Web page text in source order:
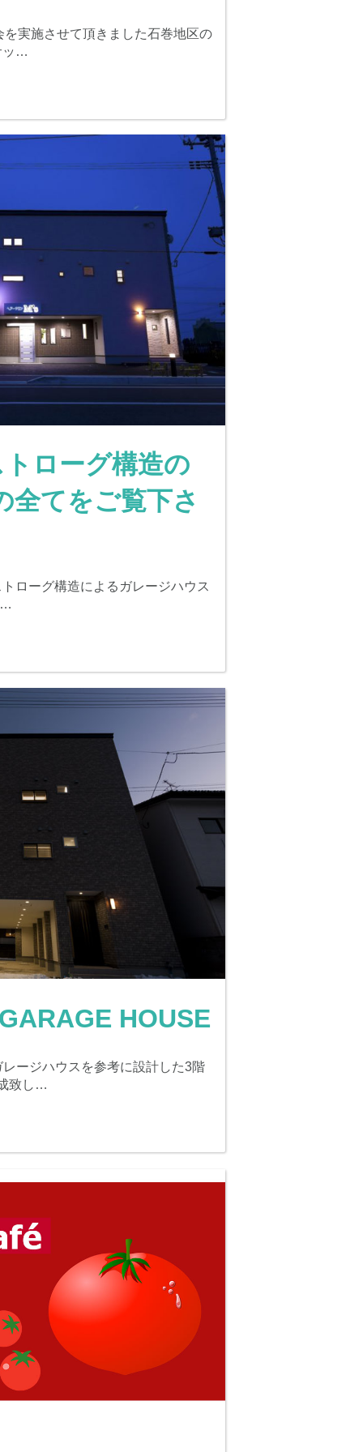
実施させて頂きました石巻地区の
ッ…
ローグ構造の
全てをご覧下さ
ローグ構造によるガレージハウス
…
HOUSE
ージハウスを参考に設計した3階
致し…